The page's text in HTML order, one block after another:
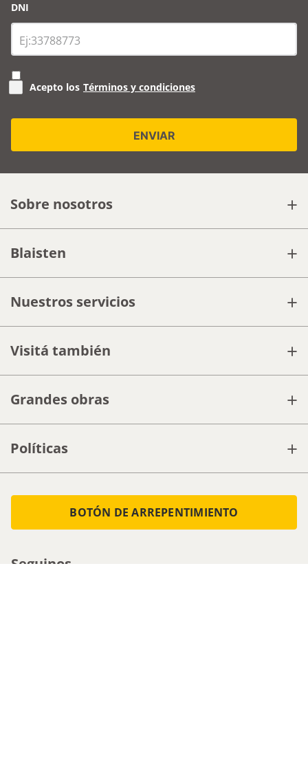
DNI
Acepto los Términos y condiciones
Sobre nosotros +
Blaisten +
Nuestros servicios +
Visitá también +
Grandes obras +
Políticas +
BOTÓN DE ARREPENTIMIENTO
Seguinos